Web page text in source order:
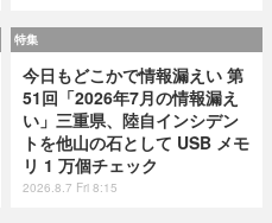
特集
今日もどこかで情報漏えい 第
51回「2026年7月の情報漏え
い」三重県、陸自インシデン
トを他山の石として USB メモ
リ 1 万個チェック
2026.8.7 Fri 8:15